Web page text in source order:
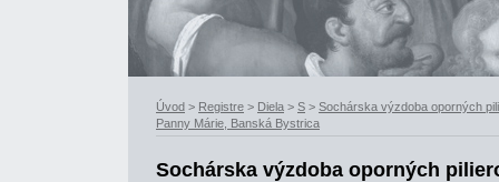
Úvod > Registre > Diela > S > Sochárska výzdoba oporných
Panny Márie, Banská Bystrica
Sochárska výzdoba oporných